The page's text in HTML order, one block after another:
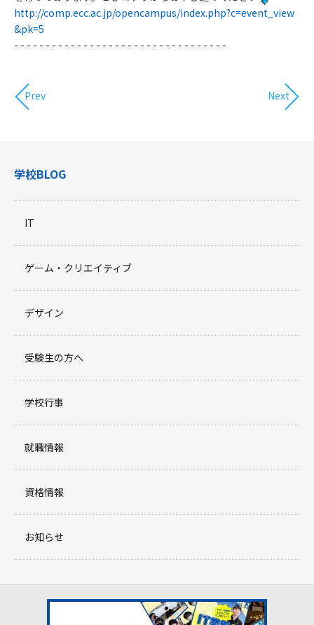
http://comp.ecc.ac.jp/opencampus/index.php?c=event_view
&pk=5​
​- - - - - - - - - - - - - - - - - - - - - - - - - - - - - - - - - -
Prev Next
学校BLOG
IT
ゲーム・クリエイティブ
デザイン
受験生の方へ
学校行事
就職情報
資格情報
お知らせ